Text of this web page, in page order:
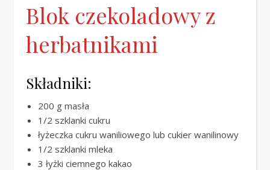
Blok czekoladowy z
herbatnikami
Składniki:
200 g masła
1/2 szklanki cukru
łyżeczka cukru waniliowego lub cukier wanilinowy
1/2 szklanki mleka
3 łyżki ciemnego kakao